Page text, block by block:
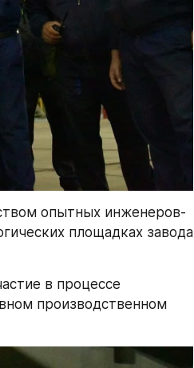
опытных инженеров-
площадках завода
в процессе
производственном